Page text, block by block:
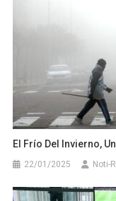
El Frío Del Invierno,
22/01/2025 Noti-